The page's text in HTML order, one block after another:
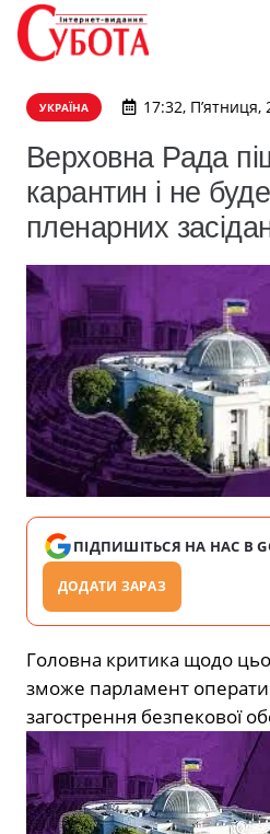
УКРАЇНА 17:32, П’ятниця,
Верховна Рада
карантин і не
пленарних
ПІДПИШІТЬСЯ НА НАС В
ДОДАТИ ЗАРАЗ
Головна критика щодо
зможе парламент
загострення безпекової